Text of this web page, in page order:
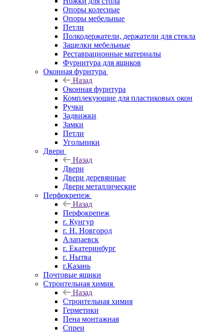
Опоры колесные
Опоры мебельные
Петли
Полкодержатели, держатели для стекла
Защелки мебельные
Реставрационные материалы
Фурнитура для ящиков
Оконная фурнтура
Назад
Оконная фурнтура
Комплекующие для пластиковых окон
Ручки
Задвижки
Замки
Петли
Угольники
Двери
Назад
Двери
Двери деревянные
Двери металлические
Перфокрепеж
Назад
Перфокрепеж
г. Кунгур
г. Н. Новгород
Алапаевск
г. Екатеринбург
г. Нытва
г.Казань
Почтовые ящики
Строительная химия
Назад
Строительная химия
Герметики
Пена монтажная
Спреи